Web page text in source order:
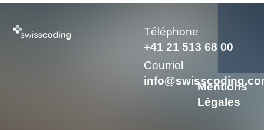
Téléphone
+41 21 513 68 00
Courriel
Mentions
Légales